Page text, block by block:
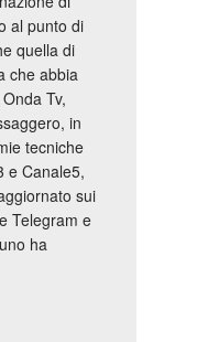
al punto di
quella di
che abbia
Tv,
in
tecniche
e Canale5,
sui
Telegram e
ha